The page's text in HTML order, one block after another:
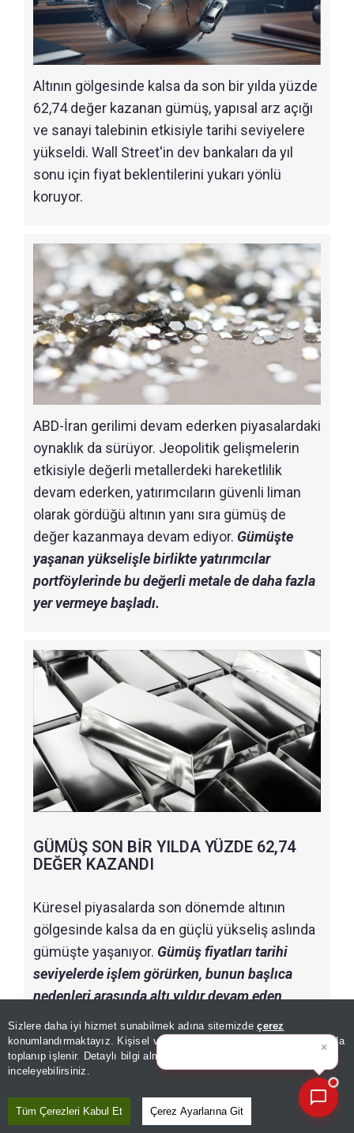
Sizlere daha iyi hizmet sunabilmek adına sitemizdeçerez
konumlandırmaktayız. Kişisel verileriniz, KVKK ve GDPR kapsamında
toplanıp işlenir. Detaylı bilgi almak için
inceleyebilirsiniz.
Tüm Çerezleri Kabul Et Çerez Ayarlarına Git
Altının gölgesinde kalsa da son bir yılda yüzde
62,74 değer kazanan gümüş, yapısal arz açığı
ve sanayi talebinin etkisiyle tarihi seviyelere
yükseldi. Wall Street'in dev bankaları da yıl
sonu için fiyat beklentilerini yukarı yönlü
koruyor.
ABD-İran gerilimi devam ederken piyasalardaki
oynaklık da sürüyor. Jeopolitik gelişmelerin
etkisiyle değerli metallerdeki hareketlilik
devam ederken, yatırımcıların güvenli liman
olarak gördüğü altının yanı sıra gümüş de
değer kazanmaya devam ediyor. Gümüşte
yaşanan yükselişle birlikte yatırımcılar
portföylerinde bu değerli metale de daha fazla
yer vermeye başladı.
GÜMÜŞ SON BİR YILDA YÜZDE 62,74
DEĞER KAZANDI
Küresel piyasalarda son dönemde altının
gölgesinde kalsa da en güçlü yükseliş aslında
gümüşte yaşanıyor. Gümüş fiyatları tarihi
seviyelerde işlem görürken, bunun başlıca
nedenleri arasında altı yıldır devam eden
yapısal arz açığı ile sanayi kaynaklı talepteki
artış gösteriliyor. Gümüş son bir yılda yüzde
62,74 değer kazanırken, aynı dönemde yüzde
bıraktı.
×
Bugünün öne çıkan manşetleri